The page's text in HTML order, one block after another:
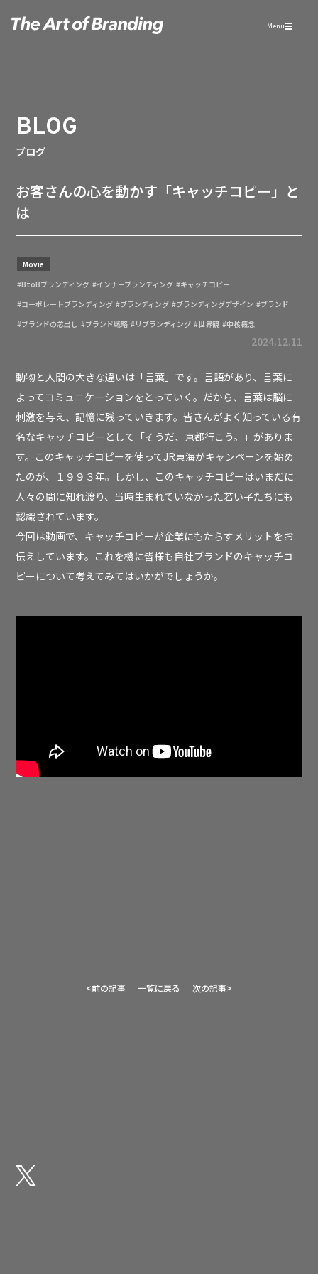
Menu
BLOG
ブログ
お客さんの心を動かす「キャッチコピー」と
は
Movie
#BtoBブランディング #インナーブランディング #キャッチコピー
#コーポレートブランディング #ブランディング #ブランディングデザイン #ブランド
#ブランドの芯出し #ブランド戦略 #リブランディング #世界観 #中核概念
2024.12.11
動物と人間の大きな違いは「言葉」です。言語があり、言葉に
よってコミュニケーションをとっていく。だから、言葉は脳に
刺激を与え、記憶に残っていきます。皆さんがよく知っている有
名なキャッチコピーとして「そうだ、京都行こう。」がありま
す。このキャッチコピーを使ってJR東海がキャンペーンを始め
たのが、１９９３年。しかし、このキャッチコピーはいまだに
人々の間に知れ渡り、当時生まれていなかった若い子たちにも
認識されています。
今回は動画で、キャッチコピーが企業にもたらすメリットをお
伝えしています。これを機に皆様も自社ブランドのキャッチコ
ピーについて考えてみてはいかがでしょうか。
<前の記事 一覧に戻る 次の記事>